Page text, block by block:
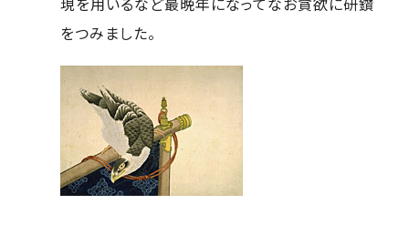
をつみました。